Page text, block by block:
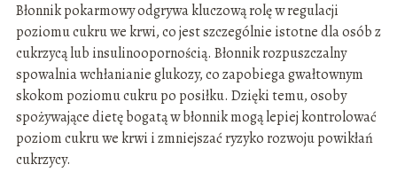
Błonnik pokarmowy odgrywa kluczową rolę w regulacji
poziomu cukru we krwi, co jest szczególnie istotne dla osób z
cukrzycą lub insulinoopornością. Błonnik rozpuszczalny
spowalnia wchłanianie glukozy, co zapobiega gwałtownym
skokom poziomu cukru po posiłku. Dzięki temu, osoby
spożywające dietę bogatą w błonnik mogą lepiej kontrolować
poziom cukru we krwi i zmniejszać ryzyko rozwoju powikłań
cukrzycy.